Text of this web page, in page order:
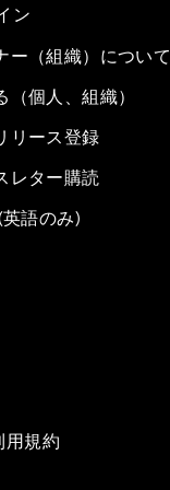
ン
ー（組織）につい
（個人、組織）
リース登録
レター購読
語のみ)
用規約